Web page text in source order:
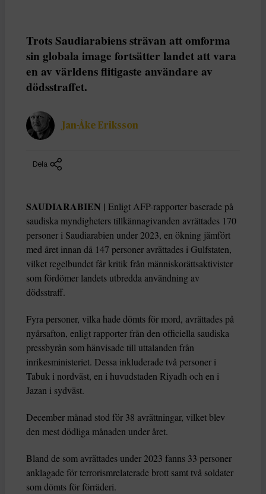
Trots Saudiarabiens strävan att omforma
sin globala image fortsätter landet att vara
en av världens flitigaste användare av
dödsstraffet.
Jan-Åke Eriksson
Dela
SAUDIARABIEN | Enligt AFP-rapporter baserade på
saudiska myndigheters tillkännagivanden avrättades 170
personer i Saudiarabien under 2023, en ökning jämfört
med året innan då 147 personer avrättades i Gulfstaten,
vilket regelbundet får kritik från människorättsaktivister
som fördömer landets utbredda användning av
dödsstraff.
Fyra personer, vilka hade dömts för mord, avrättades på
nyårsafton, enligt rapporter från den officiella saudiska
pressbyrån som hänvisade till uttalanden från
inrikesministeriet. Dessa inkluderade två personer i
Tabuk i nordväst, en i huvudstaden Riyadh och en i
Jazan i sydväst.
December månad stod för 38 avrättningar, vilket blev
den mest dödliga månaden under året.
Bland de som avrättades under 2023 fanns 33 personer
anklagade för terrorismrelaterade brott samt två soldater
som dömts för förräderi.